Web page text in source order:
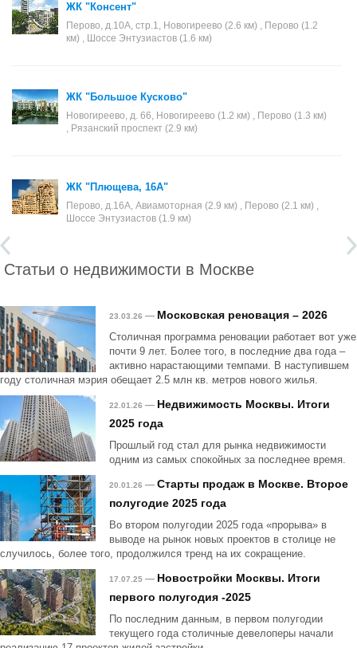
ЖК "Консент"
Перово, д.10А, стр.1, Новогиреево (2.6 км) , Перово (1.2
км) , Шоссе Энтузиастов (1.6 км)
ЖК "Большое Кусково"
Новогиреево, д. 66, Новогиреево (1.2 км) , Перово (1.3 км)
, Рязанский проспект (2.9 км)
ЖК "Плющева, 16А"
Перово, д.16А, Авиамоторная (2.9 км) , Перово (2.1 км) ,
Шоссе Энтузиастов (1.9 км)
Статьи о недвижимости в Москве
23.03.26 — Московская реновация – 2026
Столичная программа реновации работает вот уже
почти 9 лет. Более того, в последние два года –
активно нарастающими темпами. В наступившем
году столичная мэрия обещает 2.5 млн кв. метров нового жилья.
22.01.26 — Недвижимость Москвы. Итоги
2025 года
Прошлый год стал для рынка недвижимости
одним из самых спокойных за последнее время.
20.01.26 — Старты продаж в Москве. Второе
полугодие 2025 года
Во втором полугодии 2025 года «прорыва» в
выводе на рынок новых проектов в столице не
случилось, более того, продолжился тренд на их сокращение.
17.07.25 — Новостройки Москвы. Итоги
первого полугодия -2025
По последним данным, в первом полугодии
текущего года столичные девелоперы начали